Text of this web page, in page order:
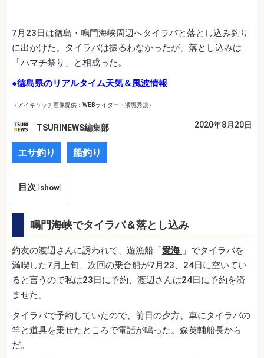
7月23日は徳島・鳴門海峡周辺へタイラバと落とし込み釣り
に出かけた。タイラバは振るわなかったが、落とし込みは
「ハマチ祭り」と相成った。
●徳島県のリアルタイム天気＆風波情報
（アイキャッチ画像提供：WEBライター・濱堀秀規）
TSURINEWS編集部 2020年8月20日
エサ釣り 船釣り
目次 [show]
鳴門海峡でタイラバ＆落とし込み
釣友の渡辺さんに誘われて、遊漁船「愛海 」でタイラバを
満喫した7月上旬、次回の乗合船が7月23、24日に空いてい
ると言うので私は23日に予約、渡辺さんは24日に予約を済
ませた。
タイラバで予約していたので、前日の夕方、車にタイラバの
竿と道具を乗せたところで電話が鳴った。森英輔船長から
だ。